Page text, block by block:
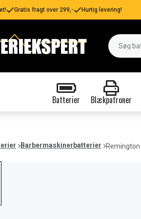
Gratis fragt over 299,- Hurtig levering!
Batterier Blækpatroner
Barbermaskinerbatterier Remington